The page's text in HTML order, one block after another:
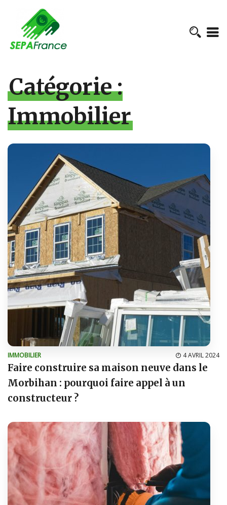
Catégorie :
Immobilier
IMMOBILIER 4 AVRIL 2024
Faire construire sa maison neuve dans le
Morbihan : pourquoi faire appel à un
constructeur ?